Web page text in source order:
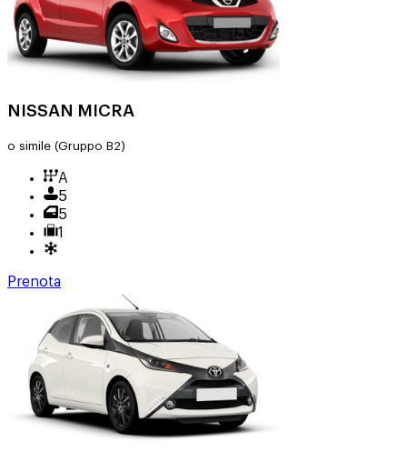
NISSAN MICRA
o simile (Gruppo B2)
A
5
5
1
Prenota